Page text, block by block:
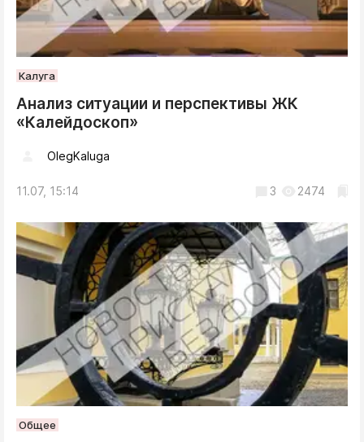
Калуга
Анализ ситуации и перспективы ЖК
«Калейдоскоп»
OlegKaluga
11.07, 15:14 3 2474
Общее